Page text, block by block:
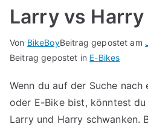
Larry vs Harry
Von BikeBoyBeitrag gepostet am
Beitrag gepostet in E-Bikes
Wenn du auf der Suche nach
oder E-Bike bist, könntest
Larry und Harry schwanken.